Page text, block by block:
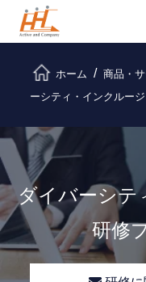
ホーム 商品・
ーシティ・インクルー
ダイバーシテ
研修